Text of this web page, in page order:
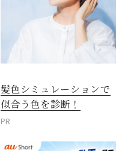
髪色シミュレーションで
似合う色を診断！
PR